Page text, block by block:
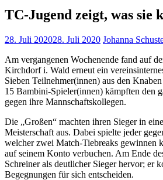
TC-Jugend zeigt, was sie
28. Juli 202028. Juli 2020 Johanna
Am vergangenen Wochenende fand auf
Kirchdorf i. Wald erneut ein
Sieben Teilnehmer(innen) aus den
15 Bambini-Spieler(innen) kämpften den
gegen ihre Mannschaftskollegen.
Die „Großen“ machten ihren Sieger in
Meisterschaft aus. Dabei spielte jeder
welcher zwei Match-Tiebreaks gewinnen
auf seinem Konto verbuchen. Am Ende
Schreiner als deutlicher Sieger hervor; er
Begegnungen für sich entscheiden.